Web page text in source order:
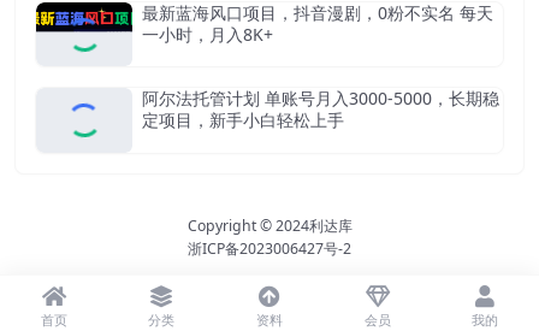
最新蓝海风口项目，抖音漫剧，0粉不实名 每天
一小时，月入8K+
阿尔法托管计划 单账号月入3000-5000，长期稳
定项目，新手小白轻松上手
Copyright © 2024利达库
浙ICP备2023006427号-2
首页 分类 资料 会员 我的